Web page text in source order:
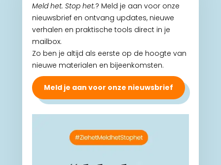
Meld het. Stop het.? Meld je aan voor onze
nieuwsbrief en ontvang updates, nieuwe
verhalen en praktische tools direct in je
mailbox.
Zo ben je altijd als eerste op de hoogte van
nieuwe materialen en bijeenkomsten.
Meld je aan voor onze nieuwsbrief